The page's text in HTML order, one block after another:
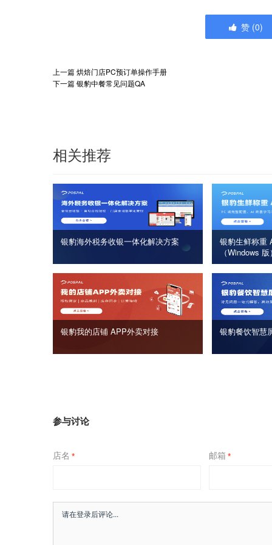
赞 (0)
上一篇烘焙门店PC预订单操作手册
下一篇银豹中餐常见问题QA
相关推荐
银豹海外税务收银一体化解决方案
银豹生鲜称重
（Windows 版
银豹我的店铺 APP外卖对接 银豹餐饮智慧
参与讨论
店名 * 邮箱 *